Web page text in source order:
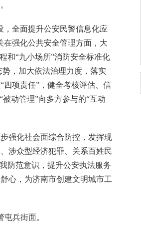
全面提升公安民警信息化应
在强化公共安全管理方面，大
和“九小场所”消防安全标准化
，加大依法治理力度，落实
四项责任”，健全考核评估、信
动管理”向多方参与的“互动
强化社会面综合防控，发挥现
涉众型经济犯罪、关系百姓民
防范意识，提升公安执法服务
心，为济南市创建文明城市工
兵街面。